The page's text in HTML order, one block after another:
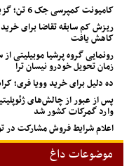
کامیونت کمپرسی جک 6 تن؛ گزینه ای برای پیشرو بودن در بازار
کاهش یافت
رونمایی گروه پرشیا موبیلیتی
زمان تحویل خودرو نیسان ترا
ده دلیل برای خرید وویا فری؛
پس از عبور از چالش‌های
وارد گمرکات کشور شد
اعلام شرایط فروش مشارکت در
موضوعات داغ